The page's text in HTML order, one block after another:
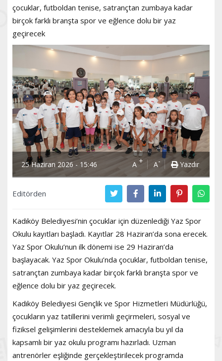
çocuklar, futboldan tenise, satrançtan zumbaya kadar
birçok farklı branşta spor ve eğlence dolu bir yaz
geçirecek
25 Haziran 2026 - 15:46 A + A- Yazdır
Editörden
Kadıköy Belediyesi’nin çocuklar için düzenlediği Yaz Spor
Okulu kayıtları başladı. Kayıtlar 28 Haziran’da sona erecek.
Yaz Spor Okulu’nun ilk dönemi ise 29 Haziran’da
başlayacak. Yaz Spor Okulu’nda çocuklar, futboldan tenise,
satrançtan zumbaya kadar birçok farklı branşta spor ve
eğlence dolu bir yaz geçirecek.
Kadıköy Belediyesi Gençlik ve Spor Hizmetleri Müdürlüğü,
çocukların yaz tatillerini verimli geçirmeleri, sosyal ve
fiziksel gelişimlerini desteklemek amacıyla bu yıl da
kapsamlı bir yaz okulu programı hazırladı. Uzman
antrenörler eşliğinde gerçekleştirilecek programda